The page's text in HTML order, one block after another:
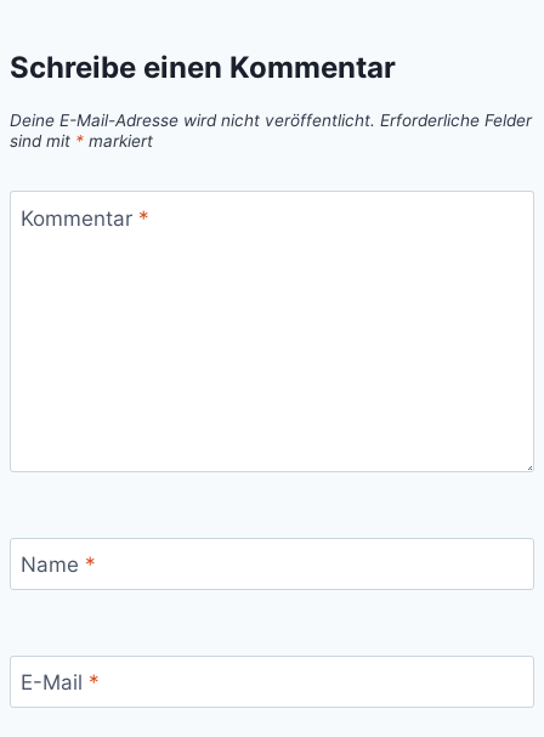
Schreibe einen Kommentar
Deine E-Mail-Adresse wird nicht veröffentlicht. Erforderliche Felder
sind mit * markiert
Kommentar *
Name *
E-Mail *